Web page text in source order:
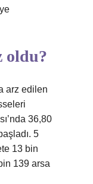
oldu?
arz edilen
36,80
5
13 bin
139 arsa